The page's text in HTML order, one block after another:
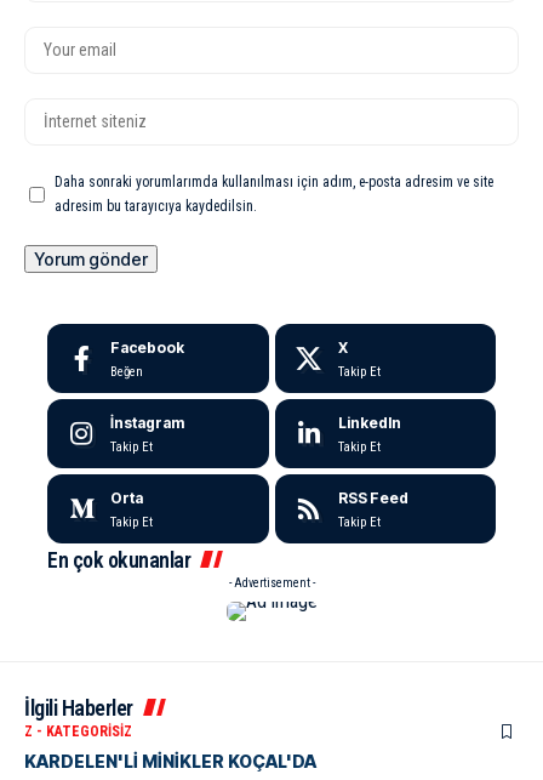
Daha sonraki yorumlarımda kullanılması için adım, e-posta adresim ve site
adresim bu tarayıcıya kaydedilsin.
Facebook
Beğen
X
Takip Et
İnstagram
Takip Et
LinkedIn
Takip Et
Orta
Takip Et
RSS Feed
Takip Et
En çok okunanlar
- Advertisement -
İlgili Haberler
Z - KATEGORISIZ
KARDELEN'Lİ MİNİKLER KOÇAL'DA